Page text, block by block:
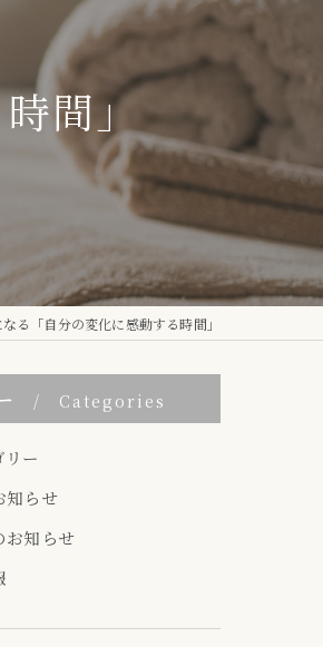
間」
る「自分の変化に感動する時間」
Categories
ー
知らせ
お知らせ